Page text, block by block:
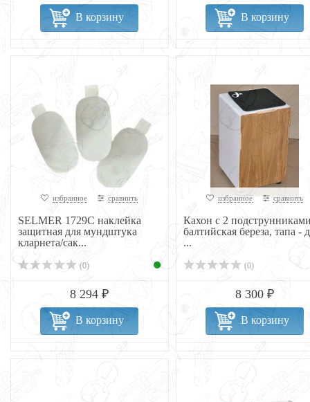
В корзину В корзину
избранное сравнить
SELMER 1729C наклейка
защитная для мундштука
кларнета/сак...
(0)
8 294 ₽
В корзину
избранное сравнить
Кахон с 2
балтийская береза, тапа -
...
(0)
8 300 ₽
В корзину